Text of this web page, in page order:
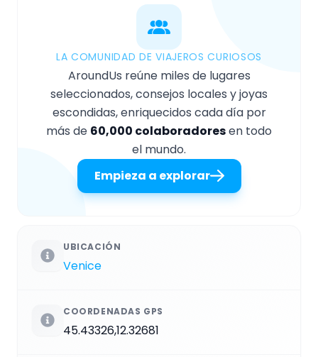
LA COMUNIDAD DE VIAJEROS CURIOSOS
AroundUs reúne miles de lugares
seleccionados, consejos locales y joyas
escondidas, enriquecidos cada día por
más de 60,000 colaboradoresen todo
el mundo.
Empieza a explorar
UBICACIÓN
Venice
COORDENADAS GPS
45.43326,12.32681